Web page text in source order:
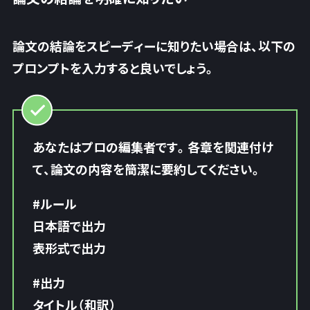
論文の結論をスピーディーに知りたい場合は、以下の
プロンプトを入力すると良いでしょう。
あなたはプロの編集者です。各章を関連付け
て、論文の内容を簡潔に要約してください。
#ルール
日本語で出力
表形式で出力
#出力
タイトル（和訳）